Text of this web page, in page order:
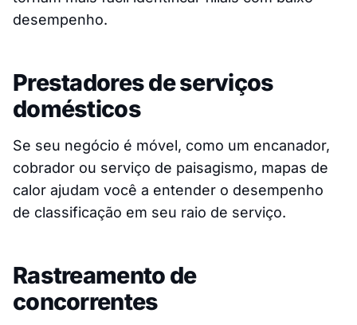
desempenho.
Prestadores de serviços
domésticos
Se seu negócio é móvel, como um encanador,
cobrador ou serviço de paisagismo, mapas de
calor ajudam você a entender o desempenho
de classificação em seu raio de serviço.
Rastreamento de
concorrentes